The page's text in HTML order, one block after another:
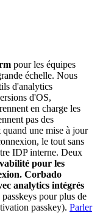
pour les équipes
échelle. Nous
d'analytics
d'OS,
en charge les
pas des
une mise à jour
le tout sans
IDP interne. Deux
pour les
Corbado
analytics intégrés
pour plus de
passkey). Parler